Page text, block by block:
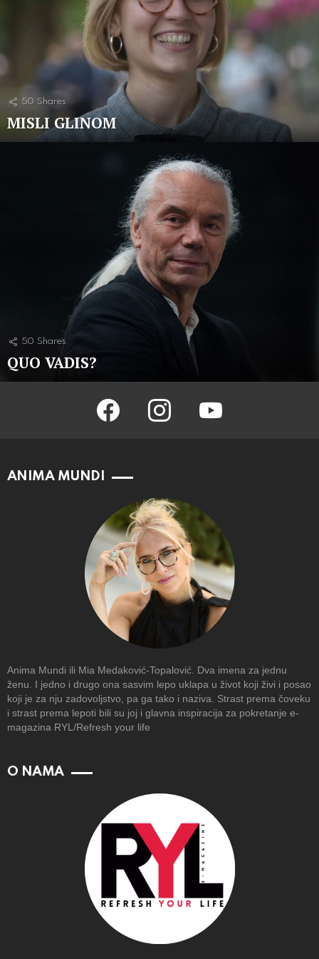
50 Shares
MISLI GLINOM
50 Shares
QUO VADIS?
facebook instagram youtube
ANIMA MUNDI
Anima Mundi ili Mia Medaković-Topalović. Dva imena za jednu
ženu. I jedno i drugo ona sasvim lepo uklapa u život koji živi i posao
koji je za nju zadovoljstvo, pa ga tako i naziva. Strast prema čoveku
i strast prema lepoti bili su joj i glavna inspiracija za pokretanje e-
magazina RYL/Refresh your life
O NAMA